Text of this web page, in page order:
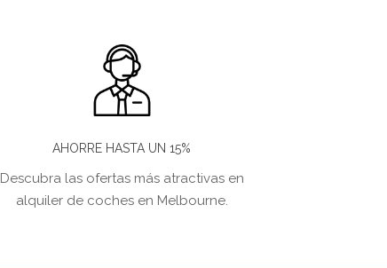
AHORRE HASTA UN 15%
Descubra las ofertas más atractivas en
alquiler de coches en Melbourne.